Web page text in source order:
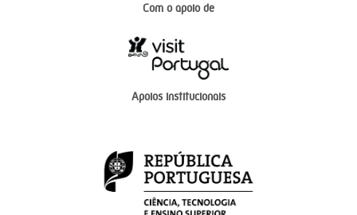
Com o apoio de
Apoios institucionais